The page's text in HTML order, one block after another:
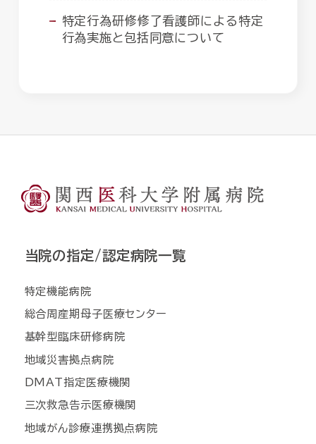
特定行為研修修了看護師による特定
行為実施と包括同意について
当院の指定/認定病院一覧
特定機能病院
総合周産期母子医療センター
基幹型臨床研修病院
地域災害拠点病院
DMAT指定医療機関
三次救急告示医療機関
地域がん診療連携拠点病院